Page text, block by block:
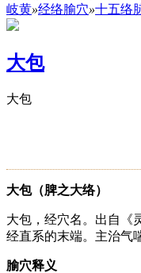
岐黄»经络腧穴»十五络
大包
大包
大包（脾之大络）
大包，经穴名。出自《
经直系的末端。主治气
腧穴释义